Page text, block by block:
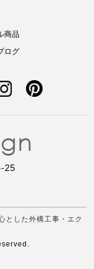
商品
ログ
25
とした外構工事・エク